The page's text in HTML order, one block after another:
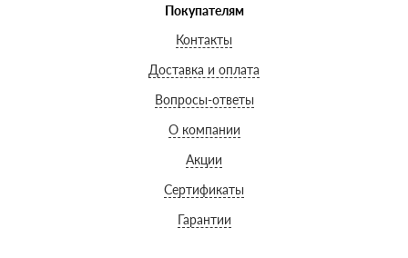
Покупателям
Контакты
Доставка и оплата
Вопросы-ответы
О компании
Акции
Сертификаты
Гарантии